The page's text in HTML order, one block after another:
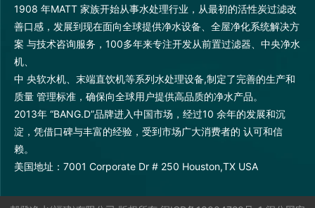
1908 年MATT 家族开始从事水处理行业，从最初的活性炭过滤改
善口感，发展到现在面向全球提供净水设备、全屋净化系统解决方
案 与技术咨询服务，100多年来专注开发从前置过滤器、中央净水
机、
中 央软水机、末端直饮机等系列水处理设备,制定了完善的生产和
质量 管理标准，确保向全球用户提供高品质的净水产品。
2013年 “BANG.D”品牌进入中国市场，经过10 余年的发展和沉
淀，凭借口碑与丰富的经验，受到市场广大消费者的 认可和信
赖。
美国地址：7001 Corporate Dr # 250 Houston,TX USA